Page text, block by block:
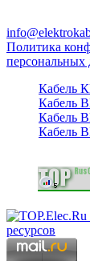
Политика
персональных
Кабель
Кабель
Кабель
Кабель